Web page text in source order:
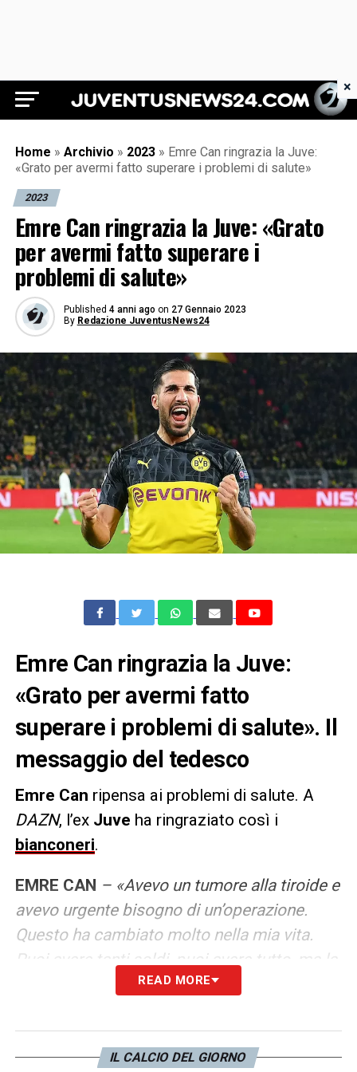
Juventus News 24
Home » Archivio » 2023 » Emre Can ringrazia la Juve:
«Grato per avermi fatto superare i problemi di salute»
2023
Emre Can ringrazia la Juve: «Grato
per avermi fatto superare i
problemi di salute»
Published 4 anni ago on 27 Gennaio 2023
By Redazione JuventusNews24
Emre Can ringrazia la Juve:
«Grato per avermi fatto
superare i problemi di salute». Il
messaggio del tedesco
Emre Can ripensa ai problemi di salute. A
DAZN, l’ex Juve ha ringraziato così i
bianconeri.
EMRE CAN – «Avevo un tumore alla tiroide e
avevo urgente bisogno di un’operazione.
Questo ha cambiato molto nella mia vita.
Puoi avere tanti soldi, puoi avere tutto, ma la
salute è la cosa più importante. Fa parte
controlli. Non importa quanto crediamo di
essere sani, se scopriamo queste cose in
READ MORE
IL CALCIO DEL GIORNO
×